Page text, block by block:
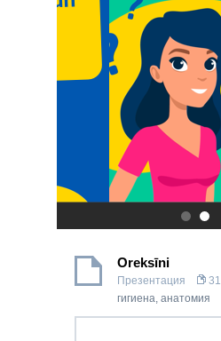
.
Oreksīni
Презентация 31
гигиена, анатомия